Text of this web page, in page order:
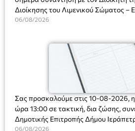
Διοίκησης του Λιμενικού Σώματος –
Ακτοφυλακής (Λ.Σ.-ΕΛ.ΑΚΤ.),
06/08/2026
Σας προσκαλούμε στις 10-08-2026,
ώρα 13:00 σε τακτική, δια ζώσης,
Δημοτικής Επιτροπής Δήμου
στο Δημοτικό Κατάστημα,
06/08/2026